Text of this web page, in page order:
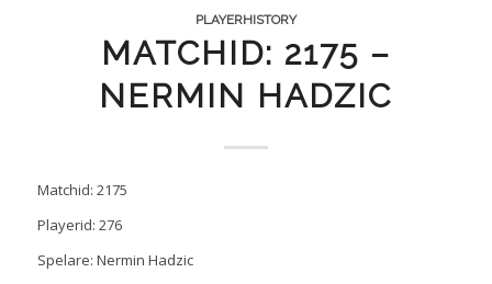
PLAYERHISTORY
MATCHID: 2175 –
NERMIN HADZIC
Matchid: 2175
Playerid: 276
Spelare: Nermin Hadzic